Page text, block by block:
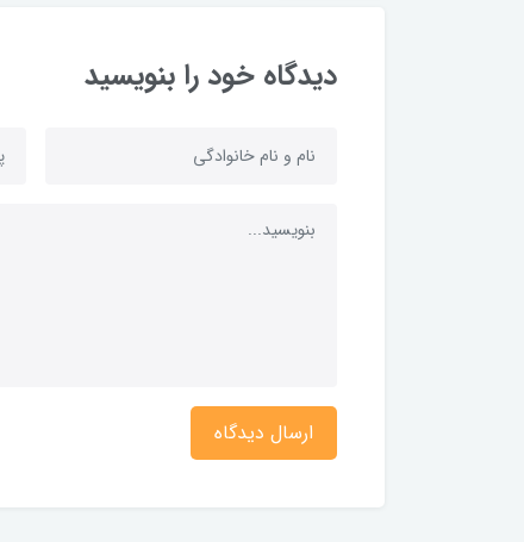
دیدگاه خود را بنویسید
ارسال دیدگاه